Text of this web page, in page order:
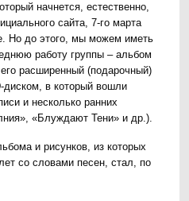
начнется, естественно,
сайта, 7-го марта
Но до этого, мы можем иметь
работу группы – альбом
расширенный (подарочный)
диском, в который вошли
и несколько ранних
«Блуждают Тени» и др.).
и рисунков, из которых
со словами песен, стал, по